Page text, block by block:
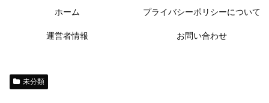
ホーム プライバシーポリシーについて
運営者情報 お問い合わせ
未分類